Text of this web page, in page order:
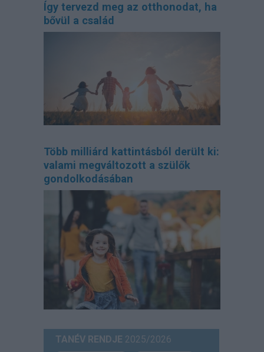
Így tervezd meg az otthonodat, ha
bővül a család
Több milliárd kattintásból derült ki:
valami megváltozott a szülők
gondolkodásában
TANÉV RENDJE 2025/2026